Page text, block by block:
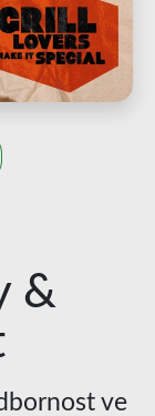
&
ve